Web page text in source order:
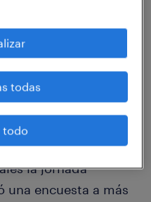
que busca reducir
la jornada
una encuesta a más
todas
todo